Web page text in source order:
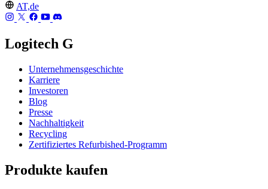
AT,de
Logitech G
Unternehmensgeschichte
Karriere
Investoren
Blog
Presse
Nachhaltigkeit
Recycling
Zertifiziertes Refurbished-Programm
Produkte kaufen